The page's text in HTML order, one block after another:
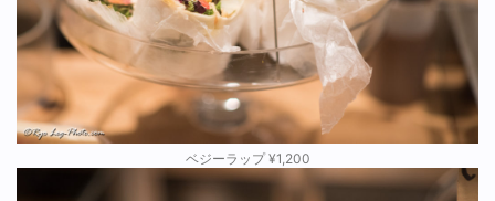
ベジーラップ ¥1,200